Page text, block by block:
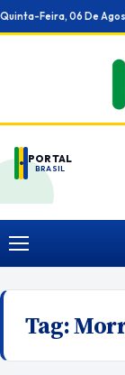
Ir
para
Quinta-Feira, 06 De
PORTAL
BRASIL
Menu
Tag: